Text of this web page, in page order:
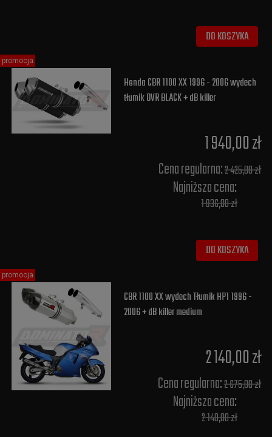
DO KOSZYKA
Honda CBR 1100 XX 1996 - 2006 wydech
tłumik OVR BLACK + dB killer
1 940,00 zł
Cena regularna:2 425,00 zł
Najniższa cena:
1 936,00 zł
DO KOSZYKA
promocja
CBR 1100 XX wydech Tłumik HP1 1996 -
2006 + dB killer medium
2 140,00 zł
Cena regularna:2 675,00 zł
Najniższa cena:
2 140,00 zł
promocja